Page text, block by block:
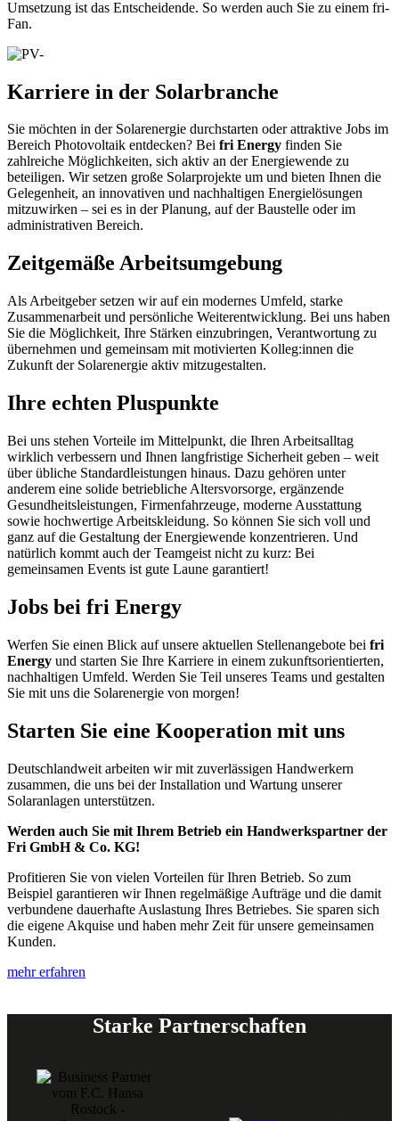
Umsetzung ist das Entscheidende. So werden auch Sie zu einem fri-
Fan.
Karriere in der Solarbranche
Sie möchten in der Solarenergie durchstarten oder attraktive Jobs im
Bereich Photovoltaik entdecken? Bei fri Energy finden Sie
zahlreiche Möglichkeiten, sich aktiv an der Energiewende zu
beteiligen. Wir setzen große Solarprojekte um und bieten Ihnen die
Gelegenheit, an innovativen und nachhaltigen Energielösungen
mitzuwirken – sei es in der Planung, auf der Baustelle oder im
administrativen Bereich.
Zeitgemäße Arbeitsumgebung
Als Arbeitgeber setzen wir auf ein modernes Umfeld, starke
Zusammenarbeit und persönliche Weiterentwicklung. Bei uns haben
Sie die Möglichkeit, Ihre Stärken einzubringen, Verantwortung zu
übernehmen und gemeinsam mit motivierten Kolleg:innen die
Zukunft der Solarenergie aktiv mitzugestalten.
Ihre echten Pluspunkte
Bei uns stehen Vorteile im Mittelpunkt, die Ihren Arbeitsalltag
wirklich verbessern und Ihnen langfristige Sicherheit geben – weit
über übliche Standardleistungen hinaus. Dazu gehören unter
anderem eine solide betriebliche Altersvorsorge, ergänzende
Gesundheitsleistungen, Firmenfahrzeuge, moderne Ausstattung
sowie hochwertige Arbeitskleidung. So können Sie sich voll und
ganz auf die Gestaltung der Energiewende konzentrieren. Und
natürlich kommt auch der Teamgeist nicht zu kurz: Bei
gemeinsamen Events ist gute Laune garantiert!
Jobs bei fri Energy
Werfen Sie einen Blick auf unsere aktuellen Stellenangebote bei fri
Energy und starten Sie Ihre Karriere in einem zukunftsorientierten,
nachhaltigen Umfeld. Werden Sie Teil unseres Teams und gestalten
Sie mit uns die Solarenergie von morgen!
Starten Sie eine Kooperation mit uns
Deutschlandweit arbeiten wir mit zuverlässigen Handwerkern
zusammen, die uns bei der Installation und Wartung unserer
Solaranlagen unterstützen.
Werden auch Sie mit Ihrem Betrieb ein Handwerkspartner der
Fri GmbH & Co. KG!
Profitieren Sie von vielen Vorteilen für Ihren Betrieb. So zum
Beispiel garantieren wir Ihnen regelmäßige Aufträge und die damit
verbundene dauerhafte Auslastung Ihres Betriebes. Sie sparen sich
die eigene Akquise und haben mehr Zeit für unsere gemeinsamen
Kunden. ​
mehr erfahren
Starke Partnerschaften